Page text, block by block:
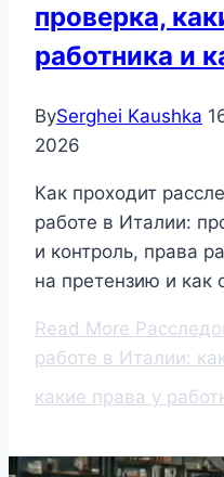
проверка,
работника и
BySerghei Kaushka
2026
Как проходит
работе в Италии:
и контроль, права
на претензию и как
Read More
работе в Италии:
какие права у